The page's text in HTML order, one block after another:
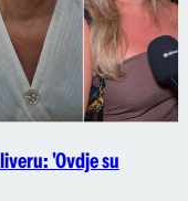
'Ovdje su